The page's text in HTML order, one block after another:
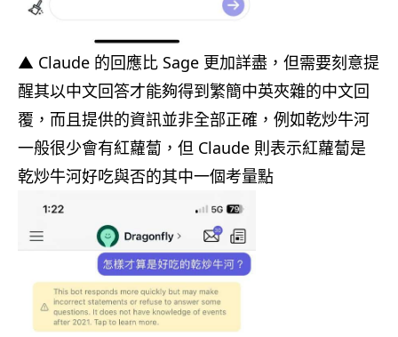
▲ Claude 的回應比 Sage 更加詳盡，但需要刻意提
醒其以中文回答才能夠得到繁簡中英夾雜的中文回
覆，而且提供的資訊並非全部正確，例如乾炒牛河
一般很少會有紅蘿蔔，但 Claude 則表示紅蘿蔔是
乾炒牛河好吃與否的其中一個考量點